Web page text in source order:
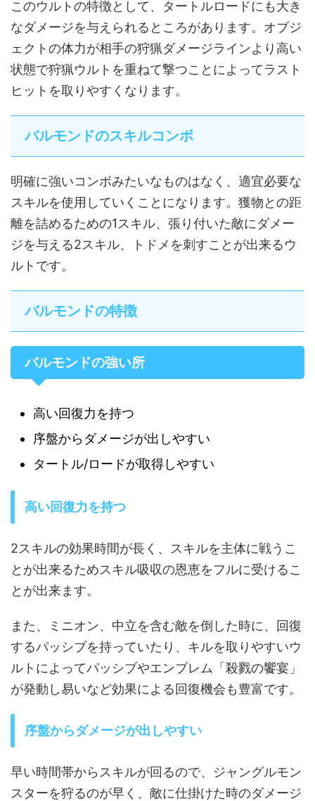
このウルトの特徴として、タートルロードにも大き
なダメージを与えられるところがあります。オブジ
ェクトの体力が相手の狩猟ダメージラインより高い
状態で狩猟ウルトを重ねて撃つことによってラスト
ヒットを取りやすくなります。
バルモンドのスキルコンボ
明確に強いコンボみたいなものはなく、適宜必要な
スキルを使用していくことになります。獲物との距
離を詰めるための1スキル、張り付いた敵にダメー
ジを与える2スキル、トドメを刺すことが出来るウ
ルトです。
バルモンドの特徴
バルモンドの強い所
高い回復力を持つ
序盤からダメージが出しやすい
タートル/ロードが取得しやすい
高い回復力を持つ
2スキルの効果時間が長く、スキルを主体に戦うこ
とが出来るためスキル吸収の恩恵をフルに受けるこ
とが出来ます。
また、ミニオン、中立を含む敵を倒した時に、回復
するパッシブを持っていたり、キルを取りやすいウ
ルトによってパッシブやエンブレム「殺戮の饗宴」
が発動し易いなど効果による回復機会も豊富です。
序盤からダメージが出しやすい
早い時間帯からスキルが回るので、ジャングルモン
スターを狩るのが早く、敵に仕掛けた時のダメージ